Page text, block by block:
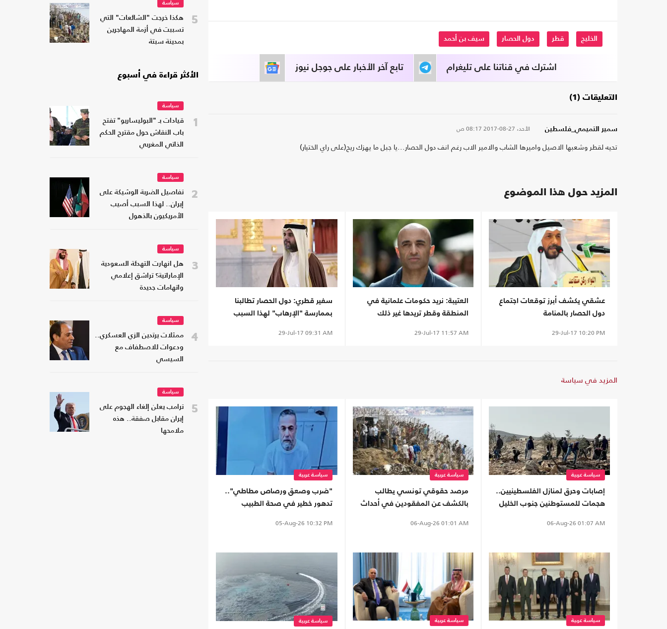
الخليج قطر دول الحصار سيف بن أحمد
تابع آخر الأخبار على جوجل نيوز اشترك في قناتنا على تليغرام
التعليقات (1)
سمير التميمي_فلسطين الأحد، 27-08-2017 08:17 ص
تحيه لقطر وشعبها الاصيل واميرها الشاب والامير الاب رغم انف دول الحصار...يا جبل ما يهزك ريح(على راي الختيار)
المزيد حول هذا الموضوع
عشقي يكشف أبرز توقعات اجتماع
دول الحصار بالمنامة
29-Jul-17 10:20 PM
العتيبة: نريد حكومات علمانية في
المنطقة وقطر تريدها غير ذلك
29-Jul-17 11:57 AM
سفير قطري: دول الحصار تطالبنا
بممارسة "الإرهاب" لهذا السبب
29-Jul-17 09:31 AM
المزيد في سياسة
سياسة عربية
إصابات وحرق لمنازل الفلسطينيين..
هجمات للمستوطنين جنوب الخليل
06-Aug-26 01:07 AM
سياسة عربية
مرصد حقوقي تونسي يطالب
بالكشف عن المفقودين في أحداث
06-Aug-26 01:01 AM
سياسة عربية
"ضرب وصعق ورصاص مطاطي"..
تدهور خطير في صحة الطبيب
05-Aug-26 10:32 PM
سياسة عربية سياسة عربية سياسة عربية
5
سياسة
هكذا خرجت "الشائعات" التي
تسببت في أزمة المهاجرين
بمدينة سبتة
الأكثر قراءة في أسبوع
1
سياسة
قيادات بـ "البوليساريو" تفتح
باب النقاش حول مقترح الحكم
الذاتي المغربي
2
سياسة
تفاصيل الضربة الوشيكة على
إيران.. لهذا السبب أصيب
الأمريكيون بالذهول
3
سياسة
هل انهارت التهدئة السعودية
الإماراتية؟ تراشق إعلامي
واتهامات جديدة
4
سياسة
ممثلات يرتدين الزي العسكري..
ودعوات للاصطفاف مع
السيسي
5
سياسة
ترامب يعلن إلغاء الهجوم على
إيران مقابل صفقة.. هذه
ملامحها